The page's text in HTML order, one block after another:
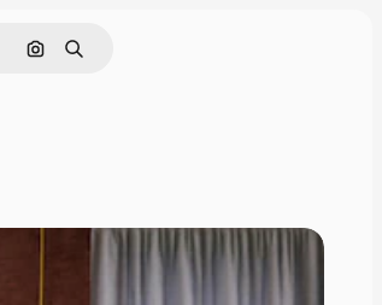
Buscar por imagen
Buscar